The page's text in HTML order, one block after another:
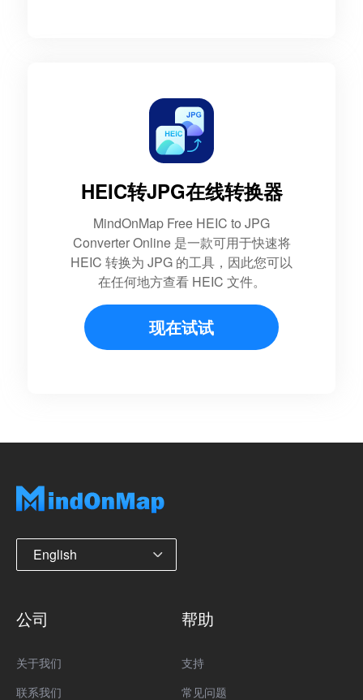
HEIC转JPG在线转换器
MindOnMap Free HEIC to JPG
Converter Online 是一款可用于快速将
HEIC 转换为 JPG 的工具，因此您可以
在任何地方查看 HEIC 文件。
现在试试
English
公司
关于我们
联系我们
帮助
支持
常见问题